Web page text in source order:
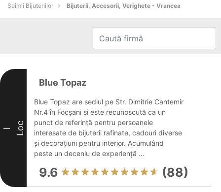
Şoimii Bijuteriilor Bijuterii, Accesorii, Verighete - Vrancea
I Loc
Blue Topaz
Blue Topaz are sediul pe Str. Dimitrie Cantemir
Nr.4 în Focșani și este recunoscută ca un
punct de referință pentru persoanele
interesate de bijuterii rafinate, cadouri diverse
și decorațiuni pentru interior. Acumulând
peste un deceniu de experiență ...
9.6 (88)